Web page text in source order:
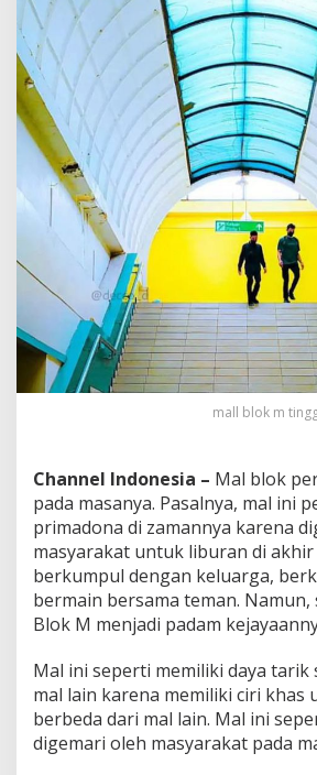
a
r
a
k
a
t
,
S
i
m
a
k
e
j
e
l
a
s
a
mall blok m
Channel Indonesia – Mal blok
pada masanya. Pasalnya, mal ini
primadona di zamannya karena
masyarakat untuk liburan di
berkumpul dengan keluarga,
bermain bersama teman. Namun,
Blok M menjadi padam
Mal ini seperti memiliki daya tarik
mal lain karena memiliki ciri khas
berbeda dari mal lain. Mal ini
digemari oleh masyarakat pada